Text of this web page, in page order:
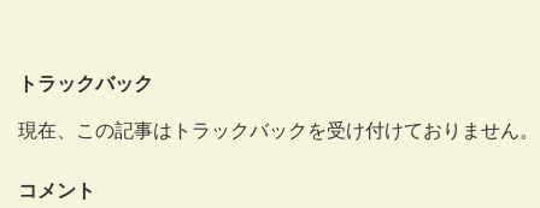
トラックバック
現在、この記事はトラックバックを受け付けておりません。
コメント